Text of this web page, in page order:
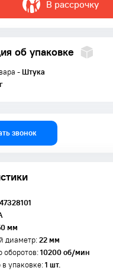
В рассрочку
об упаковке
-Штука
звонок
мм
диаметр:22 мм
оборотов:10200 об/мин
упаковке:1 шт.